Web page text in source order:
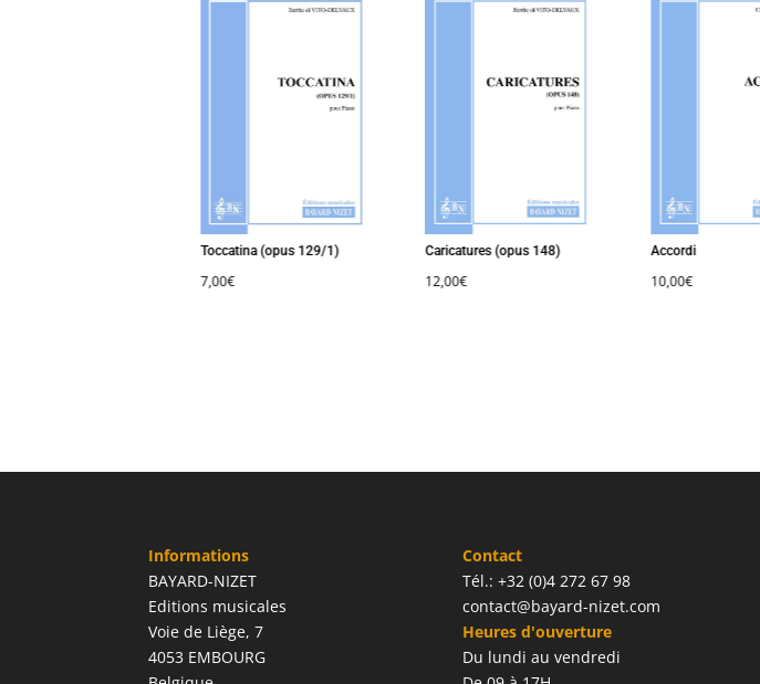
Toccatina (opus 129/1)
7,00€
Caricatures (opus 148)
12,00€
Accordi
10,00€
Informations
BAYARD-NIZET
Editions musicales
Voie de Liège, 7
4053 EMBOURG
Contact
Tél.: +32 (0)4 272 67 98
contact@bayard-nizet.com
Heures d'ouverture
Du lundi au vendredi